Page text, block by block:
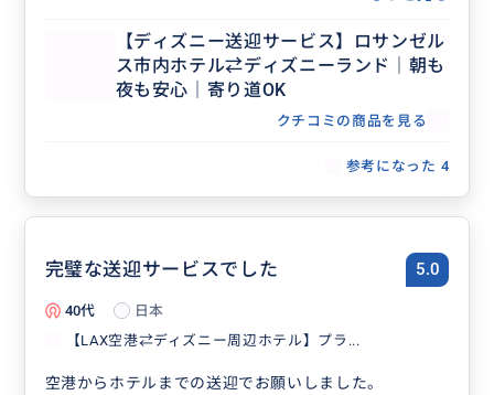
【ディズニー送迎サービス】ロサンゼル
ス市内ホテル⇄ディズニーランド｜朝も
夜も安心｜寄り道OK
クチコミの商品を見る
参考になった 4
完璧な送迎サービスでした 5.0
40代
日本
【LAX空港⇄ディズニー周辺ホテル】プラ...
空港からホテルまでの送迎でお願いしました。